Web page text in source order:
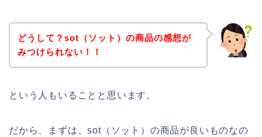
どうして？sot（ソット）の商品の感想が
みつけられない！！
という人もいることと思います。
だから、まずは、sot（ソット）の商品が良いものなの